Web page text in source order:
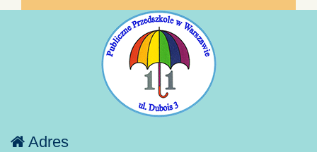
Adres